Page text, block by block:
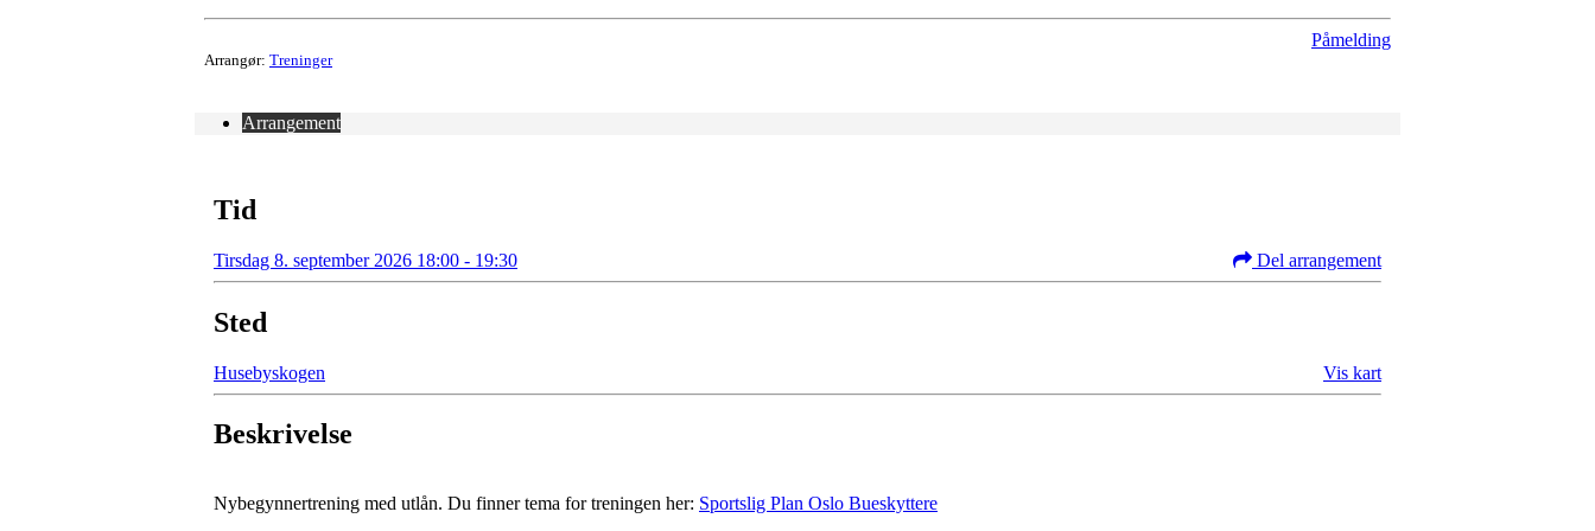
Arrangør: Treninger
Påmelding
Arrangement
Tid
Tirsdag 8. september 2026 18:00 - 19:30 Del arrangement
Sted
Husebyskogen Vis kart
Beskrivelse
Nybegynnertrening med utlån. Du finner tema for treningen her: Sportslig Plan Oslo Bueskyttere